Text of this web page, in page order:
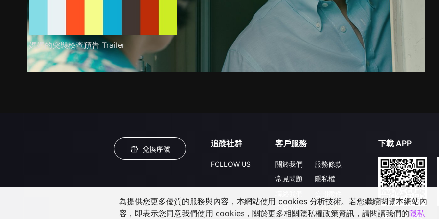
媽媽的突襲檢查預告 Trailer
兌換序號
追蹤社群
FOLLOW US
客戶服務
關於我們
常見問題
升級VIP
服務條款
隱私權
合作洽談
下載 APP
為提供您更多優質的服務與內容，本網站使用 cookies 分析技術。若您繼續閱覽本網站內
容，即表示您同意我們使用 cookies，關於更多相關隱私權政策資訊，請閱讀我們的隱私